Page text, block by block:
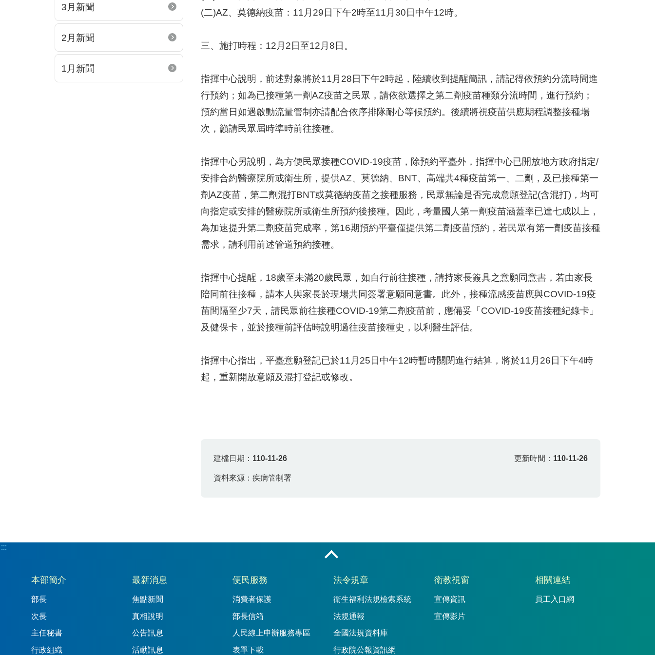
3月新聞
2月新聞
1月新聞
(二)AZ、莫德納疫苗：11月29日下午2時至11月30日中午12時。
三、施打時程：12月2日至12月8日。
指揮中心說明，前述對象將於11月28日下午2時起，陸續收到提醒簡訊，請記得依預約分流時間進
行預約；如為已接種第一劑AZ疫苗之民眾，請依欲選擇之第二劑疫苗種類分流時間，進行預約；
預約當日如遇啟動流量管制亦請配合依序排隊耐心等候預約。後續將視疫苗供應期程調整接種場
次，籲請民眾屆時準時前往接種。
指揮中心另說明，為方便民眾接種COVID-19疫苗，除預約平臺外，指揮中心已開放地方政府指定/
安排合約醫療院所或衛生所，提供AZ、莫德納、BNT、高端共4種疫苗第一、二劑，及已接種第一
劑AZ疫苗，第二劑混打BNT或莫德納疫苗之接種服務，民眾無論是否完成意願登記(含混打)，均可
向指定或安排的醫療院所或衛生所預約後接種。因此，考量國人第一劑疫苗涵蓋率已達七成以上，
為加速提升第二劑疫苗完成率，第16期預約平臺僅提供第二劑疫苗預約，若民眾有第一劑疫苗接種
需求，請利用前述管道預約接種。
指揮中心提醒，18歲至未滿20歲民眾，如自行前往接種，請持家長簽具之意願同意書，若由家長
陪同前往接種，請本人與家長於現場共同簽署意願同意書。此外，接種流感疫苗應與COVID-19疫
苗間隔至少7天，請民眾前往接種COVID-19第二劑疫苗前，應備妥「COVID-19疫苗接種紀錄卡」
及健保卡，並於接種前評估時說明過往疫苗接種史，以利醫生評估。
指揮中心指出，平臺意願登記已於11月25日中午12時暫時關閉進行結算，將於11月26日下午4時
起，重新開放意願及混打登記或修改。
建檔日期： 110-11-26 更新時間： 110-11-26
資料來源：疾病管制署
:::
:::
本部簡介
部長
次長
主任秘書
行政組織
最新消息
焦點新聞
真相說明
公告訊息
活動訊息
便民服務
消費者保護
部長信箱
人民線上申辦服務專區
表單下載
法令規章
衛生福利法規檢索系統
法規通報
全國法規資料庫
行政院公報資訊網
衛教視窗
宣傳資訊
宣傳影片
相關連結
員工入口網